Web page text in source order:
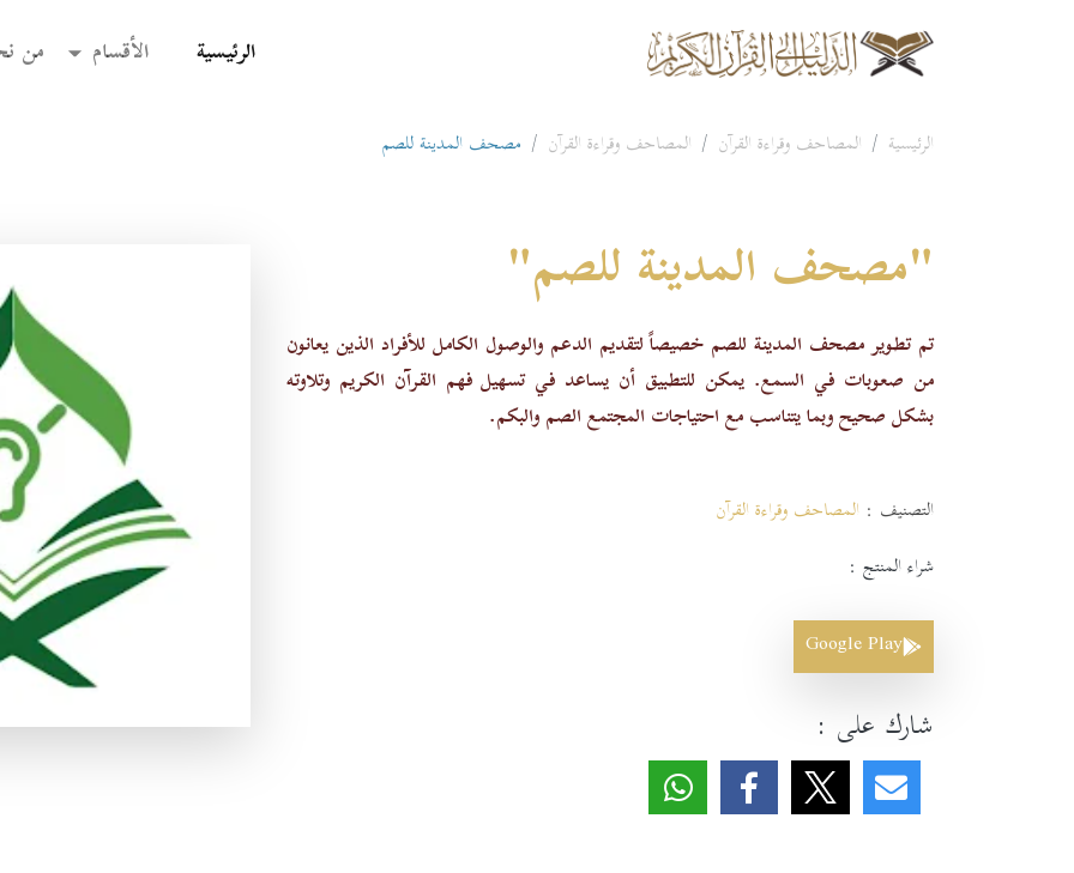
الرئيسية
(current) الأقسام من
الرئيسية المصاحف وقراءة القرآن المصاحف وقراءة القرآن مصحف المدينة للصم
"مصحف المدينة للصم"
تم تطوير مصحف المدينة للصم خصيصاً لتقديم الدعم والوصول الكامل للأفراد الذين يعانون
من صعوبات في السمع. يمكن للتطبيق أن يساعد في تسهيل فهم القرآن الكريم وتلاوته
بشكل صحيح وبما يتناسب مع احتياجات المجتمع الصم والبكم.
التصنيف : المصاحف وقراءة القرآن
شراء المنتج :
Google Play
شارك على :